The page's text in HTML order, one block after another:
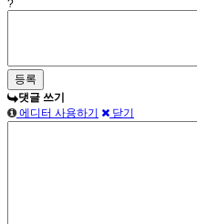
?
댓글 쓰기
에디터 사용하기
닫기